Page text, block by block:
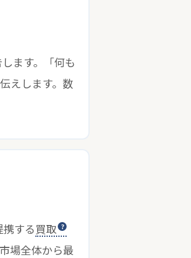
ます。「何も
えします。数
する買取
場全体から最